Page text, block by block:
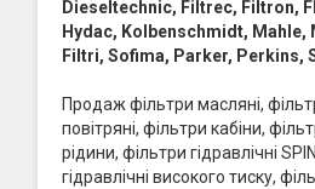
Dieseltechnic, Filtrec, Filtron,
Hydac, Kolbenschmidt, Mahle,
Filtri, Sofima, Parker, Perkins,
Продаж фільтри масляні,
повітряні, фільтри кабіни,
рідини, фільтри гідравлічні
гідравлічні високого тиску,